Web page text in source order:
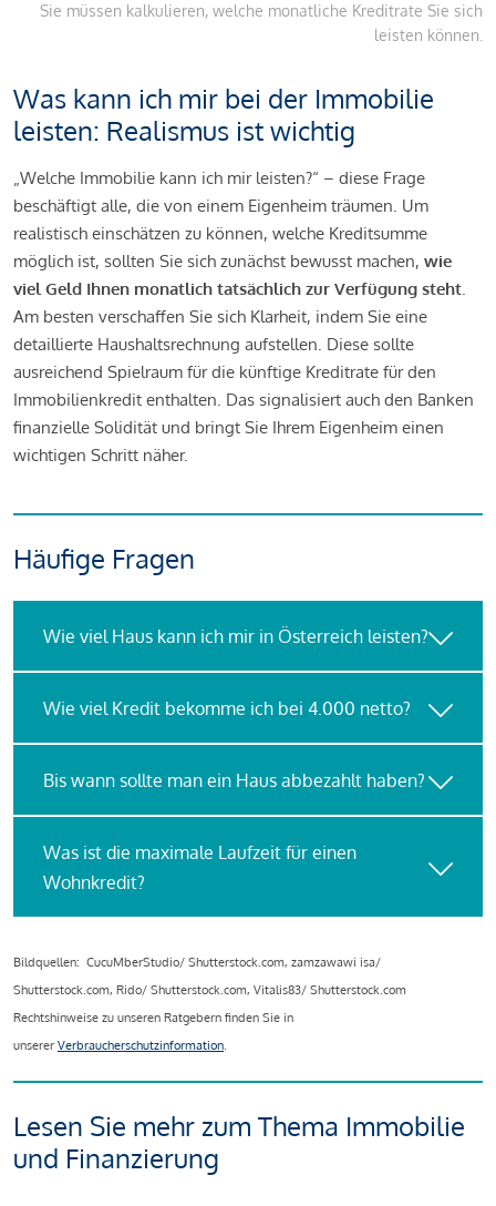
Sie müssen kalkulieren, welche monatliche Kreditrate Sie sich
leisten können.
Was kann ich mir bei der Immobilie
leisten: Realismus ist wichtig
„Welche Immobilie kann ich mir leisten?“ – diese Frage
beschäftigt alle, die von einem Eigenheim träumen. Um
realistisch einschätzen zu können, welche Kreditsumme
möglich ist, sollten Sie sich zunächst bewusst machen, wie
viel Geld Ihnen monatlich tatsächlich zur Verfügung steht.
Am besten verschaffen Sie sich Klarheit, indem Sie eine
detaillierte Haushaltsrechnung aufstellen. Diese sollte
ausreichend Spielraum für die künftige Kreditrate für den
Immobilienkredit enthalten. Das signalisiert auch den Banken
finanzielle Solidität und bringt Sie Ihrem Eigenheim einen
wichtigen Schritt näher.
Häufige Fragen
Wie viel Haus kann ich mir in Österreich leisten?
Wie viel Kredit bekomme ich bei 4.000 netto?
Bis wann sollte man ein Haus abbezahlt haben?
Was ist die maximale Laufzeit für einen
Wohnkredit?
Bildquellen: CucuMberStudio/ Shutterstock.com, zamzawawi isa/
Shutterstock.com, Rido/ Shutterstock.com, Vitalis83/ Shutterstock.com
Rechtshinweise zu unseren Ratgebern finden Sie in
unserer Verbraucherschutzinformation.
Lesen Sie mehr zum Thema Immobilie
und Finanzierung